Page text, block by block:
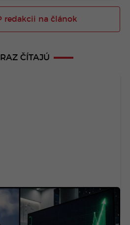
redakcii na článok
ČÍTAJÚ
Odpad z rakety
varujú pred rizikom